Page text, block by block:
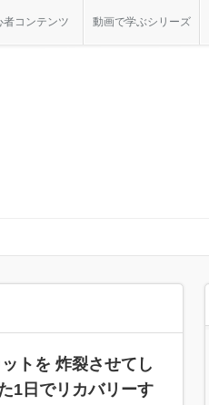
者コンテンツ 動画で学ぶシリーズ
トを 炸裂させてし
1日でリカバリーす